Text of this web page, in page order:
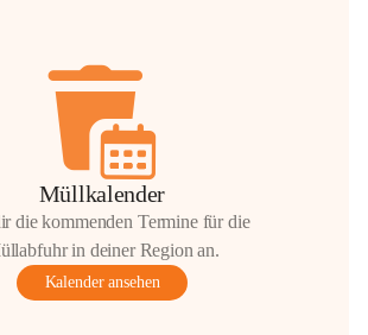
Müllkalender
die kommenden Termine für die
in deiner Region an.
Kalender ansehen